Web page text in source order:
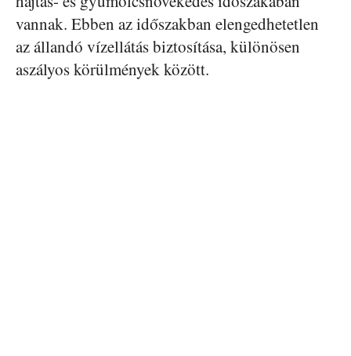
vannak. Ebben az időszakban elengedhetetlen
az állandó vízellátás biztosítása, különösen
aszályos körülmények között.